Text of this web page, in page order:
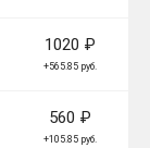
1020 ₽
+565.85 руб.
560 ₽
+105.85 руб.